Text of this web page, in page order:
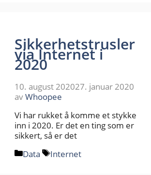
Sikkerhetstrusler
via Internet i
2020
10. august 202027. januar 2020
avWhoopee
Vi har rukket å komme et stykke
inn i 2020. Er det en ting som er
sikkert, så er det
Kategorier
Data Stikkord
Internet